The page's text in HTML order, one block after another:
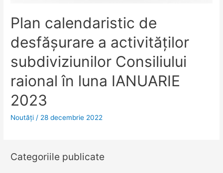
Plan calendaristic de
desfășurare a activităților
subdiviziunilor Consiliului
raional în luna IANUARIE
2023
Noutăţi / 28 decembrie 2022
Categoriile publicate